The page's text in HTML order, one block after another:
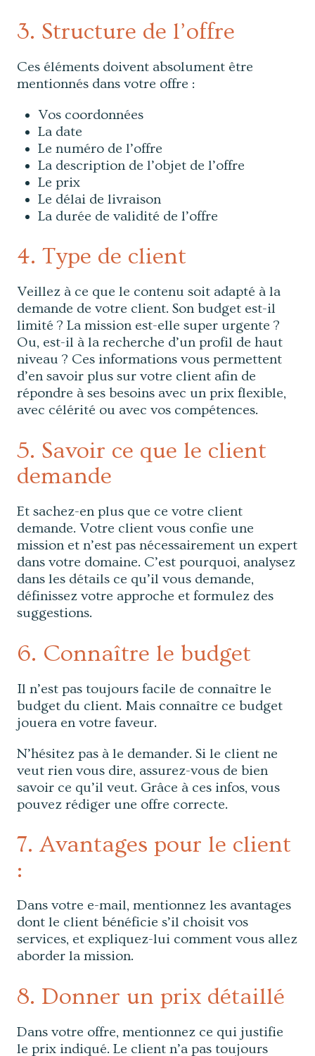
3. Structure de l’offre
Ces éléments doivent absolument être
mentionnés dans votre offre :
Vos coordonnées
La date
Le numéro de l’offre
La description de l’objet de l’offre
Le prix
Le délai de livraison
La durée de validité de l’offre
4. Type de client
Veillez à ce que le contenu soit adapté à la
demande de votre client. Son budget est-il
limité ? La mission est-elle super urgente ?
Ou, est-il à la recherche d’un profil de haut
niveau ? Ces informations vous permettent
d’en savoir plus sur votre client afin de
répondre à ses besoins avec un prix flexible,
avec célérité ou avec vos compétences.
5. Savoir ce que le client
demande
Et sachez-en plus que ce votre client
demande. Votre client vous confie une
mission et n’est pas nécessairement un expert
dans votre domaine. C’est pourquoi, analysez
dans les détails ce qu’il vous demande,
définissez votre approche et formulez des
suggestions.
6. Connaître le budget
Il n’est pas toujours facile de connaître le
budget du client. Mais connaître ce budget
jouera en votre faveur.
N’hésitez pas à le demander. Si le client ne
veut rien vous dire, assurez-vous de bien
savoir ce qu’il veut. Grâce à ces infos, vous
pouvez rédiger une offre correcte.
7. Avantages pour le client
:
Dans votre e-mail, mentionnez les avantages
dont le client bénéficie s’il choisit vos
services, et expliquez-lui comment vous allez
aborder la mission.
8. Donner un prix détaillé
Dans votre offre, mentionnez ce qui justifie
le prix indiqué. Le client n’a pas toujours